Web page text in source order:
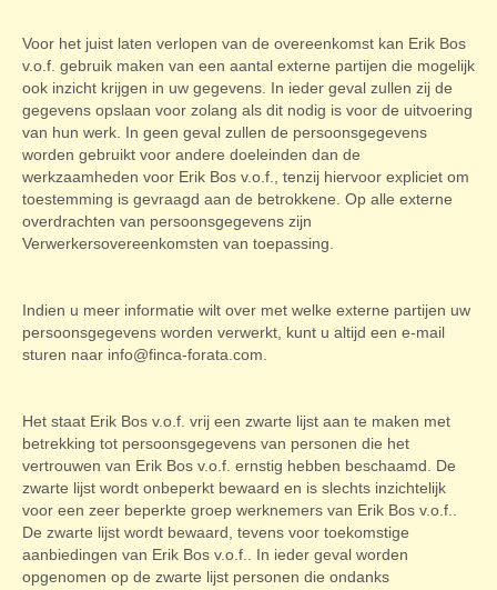
Voor het juist laten verlopen van de overeenkomst kan Erik Bos
v.o.f. gebruik maken van een aantal externe partijen die mogelijk
ook inzicht krijgen in uw gegevens. In ieder geval zullen zij de
gegevens opslaan voor zolang als dit nodig is voor de uitvoering
van hun werk. In geen geval zullen de persoonsgegevens
worden gebruikt voor andere doeleinden dan de
werkzaamheden voor Erik Bos v.o.f., tenzij hiervoor expliciet om
toestemming is gevraagd aan de betrokkene. Op alle externe
overdrachten van persoonsgegevens zijn
Verwerkersovereenkomsten van toepassing.
Indien u meer informatie wilt over met welke externe partijen uw
persoonsgegevens worden verwerkt, kunt u altijd een e-mail
sturen naar info@finca-forata.com.
Het staat Erik Bos v.o.f. vrij een zwarte lijst aan te maken met
betrekking tot persoonsgegevens van personen die het
vertrouwen van Erik Bos v.o.f. ernstig hebben beschaamd. De
zwarte lijst wordt onbeperkt bewaard en is slechts inzichtelijk
voor een zeer beperkte groep werknemers van Erik Bos v.o.f..
De zwarte lijst wordt bewaard, tevens voor toekomstige
aanbiedingen van Erik Bos v.o.f.. In ieder geval worden
opgenomen op de zwarte lijst personen die ondanks